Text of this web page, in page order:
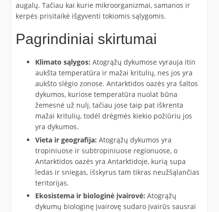
augalų. Tačiau kai kurie mikroorganizmai, samanos ir
kerpės prisitaikė išgyventi tokiomis sąlygomis.
Pagrindiniai skirtumai
Klimato sąlygos: Atogrąžų dykumose vyrauja itin
aukšta temperatūra ir mažai kritulių, nes jos yra
aukšto slėgio zonose. Antarktidos oazės yra šaltos
dykumos, kuriose temperatūra nuolat būna
žemesnė už nulį, tačiau jose taip pat iškrenta
mažai kritulių, todėl drėgmės kiekio požiūriu jos
yra dykumos.
Vieta ir geografija: Atogrąžų dykumos yra
tropiniuose ir subtropiniuose regionuose, o
Antarktidos oazės yra Antarktidoje, kurią supa
ledas ir sniegas, išskyrus tam tikras neužšąlančias
teritorijas.
Ekosistema ir biologinė įvairovė: Atogrąžų
dykumų biologinę įvairovę sudaro įvairūs sausrai